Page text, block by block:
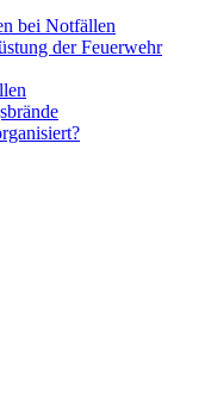
bei Notfällen
der Feuerwehr